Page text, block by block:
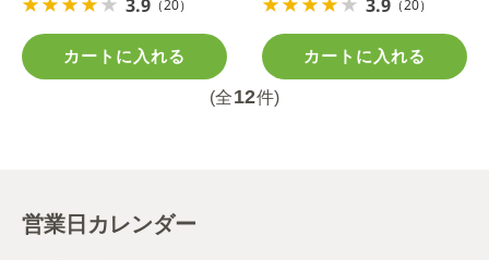
3.9 （20）
カートに入れる
3.9 （20）
カートに入れる
(全12件)
営業日カレンダー